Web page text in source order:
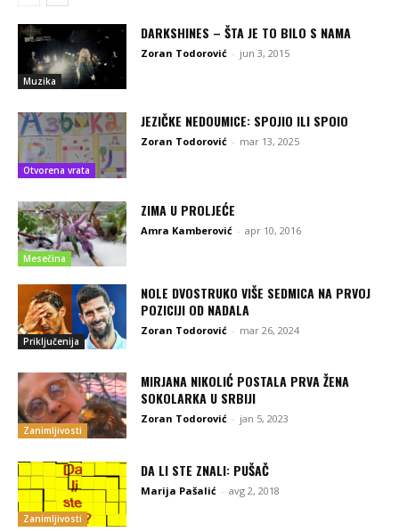
Muzika
DARKSHINES – ŠTA JE TO BILO S NAMA
Zoran Todorović - jun 3, 2015
Otvorena vrata
JEZIČKE NEDOUMICE: SPOJIO ILI SPOIO
Zoran Todorović - mar 13, 2025
Mesečina
ZIMA U PROLJEĆE
Amra Kamberović - apr 10, 2016
Priključenija
NOLE DVOSTRUKO VIŠE SEDMICA NA PRVOJ
POZICIJI OD NADALA
Zoran Todorović - mar 26, 2024
Zanimljivosti
MIRJANA NIKOLIĆ POSTALA PRVA ŽENA
SOKOLARKA U SRBIJI
Zoran Todorović - jan 5, 2023
Zanimljivosti
DA LI STE ZNALI: PUŠAČ
Marija Pašalić - avg 2, 2018